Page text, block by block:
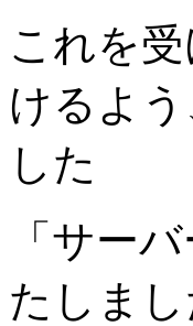
これを
けるよ
した
「サー
たしまし